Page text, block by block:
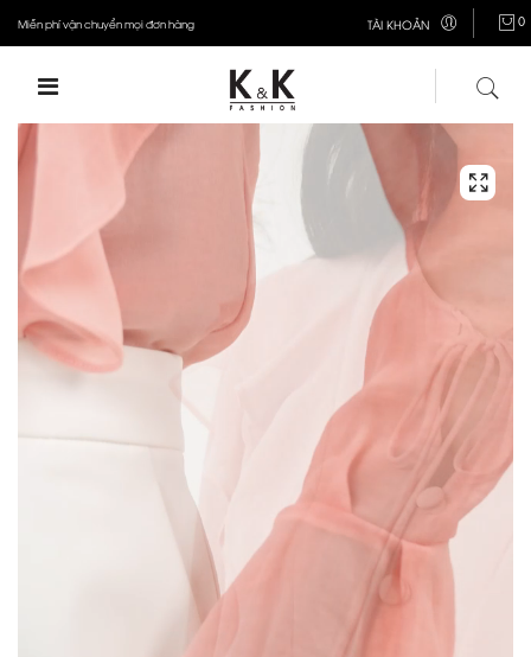
Miễn phí vận chuyển mọi đơn hàng TÀI KHOẢN 0